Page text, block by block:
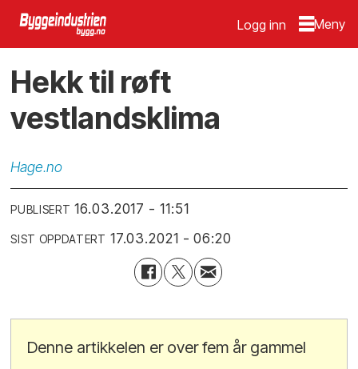
Logg inn
Hekk til røft
vestlandsklima
Hage.no
PUBLISERT 16.03.2017 - 11:51
SIST OPPDATERT 17.03.2021 - 06:20
Denne artikkelen er over fem år gammel